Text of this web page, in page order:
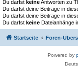
Du darfst keineAntworten zu
Du darfst deine Beiträge in
Du darfst deine Beiträge in
Du darfst keine Dateianhänge
Startseite Foren-
Powered by